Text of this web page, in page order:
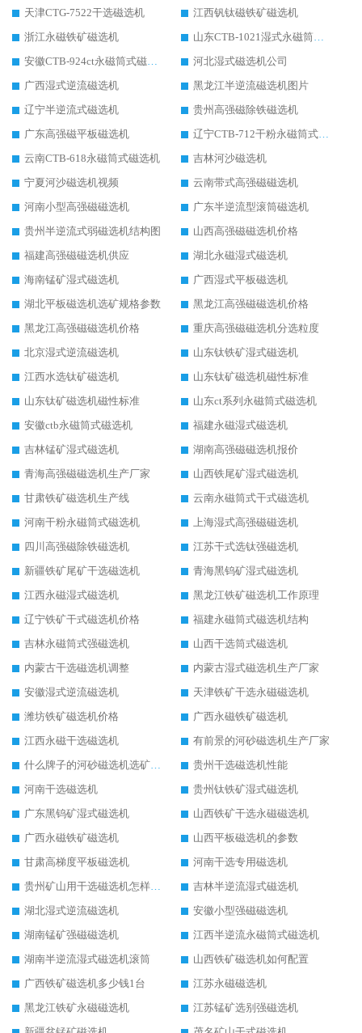
天津CTG-7522干选磁选机
江西钒钛磁铁矿磁选机
浙江永磁铁矿磁选机
河北湿式磁选机公司
广西湿式逆流磁选机
黑龙江半逆流磁选机图片
辽宁半逆流式磁选机
贵州高强磁除铁磁选机
广东高强磁平板磁选机
云南CTB-618永磁筒式磁选机
吉林河沙磁选机
宁夏河沙磁选机视频
云南带式高强磁磁选机
河南小型高强磁磁选机
广东半逆流型滚筒磁选机
贵州半逆流式弱磁选机结构图
山西高强磁磁选机价格
福建高强磁磁选机供应
湖北永磁湿式磁选机
海南锰矿湿式磁选机
广西湿式平板磁选机
湖北平板磁选机选矿规格参数
黑龙江高强磁磁选机价格
黑龙江高强磁磁选机价格
重庆高强磁磁选机分选粒度
北京湿式逆流磁选机
山东钛铁矿湿式磁选机
江西水选钛矿磁选机
山东钛矿磁选机磁性标准
山东钛矿磁选机磁性标准
山东ct系列永磁筒式磁选机
安徽ctb永磁筒式磁选机
福建永磁湿式磁选机
吉林锰矿湿式磁选机
湖南高强磁磁选机报价
青海高强磁磁选机生产厂家
山西铁尾矿湿式磁选机
甘肃铁矿磁选机生产线
云南永磁筒式干式磁选机
河南干粉永磁筒式磁选机
上海湿式高强磁磁选机
四川高强磁除铁磁选机
江苏干式选钛强磁选机
新疆铁矿尾矿干选磁选机
青海黑钨矿湿式磁选机
江西永磁湿式磁选机
黑龙江铁矿磁选机工作原理
辽宁铁矿干式磁选机价格
福建永磁筒式磁选机结构
吉林永磁筒式强磁选机
山西干选筒式磁选机
内蒙古干选磁选机调整
内蒙古湿式磁选机生产厂家
安徽湿式逆流磁选机
天津铁矿干选永磁磁选机
潍坊铁矿磁选机价格
广西永磁铁矿磁选机
江西永磁干选磁选机
有前景的河砂磁选机生产厂家
贵州干选磁选机性能
河南干选磁选机
贵州钛铁矿湿式磁选机
广东黑钨矿湿式磁选机
山西铁矿干选永磁磁选机
广西永磁铁矿磁选机
山西平板磁选机的参数
甘肃高梯度平板磁选机
河南干选专用磁选机
吉林半逆流湿式磁选机
湖北湿式逆流磁选机
安徽小型强磁磁选机
湖南锰矿强磁磁选机
江西半逆流永磁筒式磁选机
湖南半逆流湿式磁选机滚筒
山西铁矿磁选机如何配置
广西铁矿磁选机多少钱1台
江苏永磁磁选机
黑龙江铁矿永磁磁选机
江苏锰矿选别强磁选机